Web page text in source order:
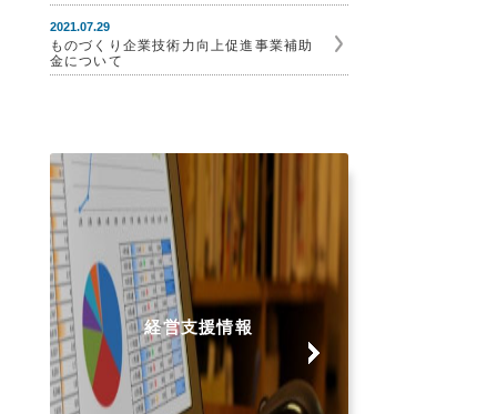
2021.07.29
ものづくり企業技術力向上促進事業補助
金について
経営支援情報